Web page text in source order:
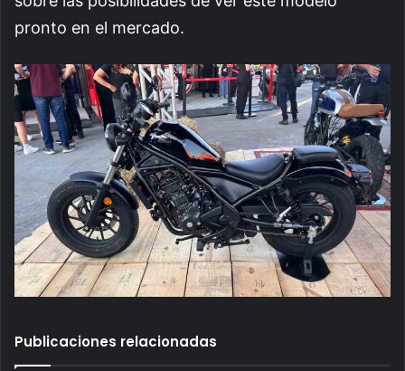
pronto en el mercado.
Publicaciones relacionadas